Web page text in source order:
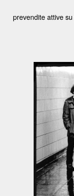
prevendite attive su